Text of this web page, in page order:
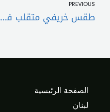
PREVIOUS
طقس خريفي متقلب في لبنان مع أمطار محلية وانخفاض درجات الحرارة
الصفحة الرئيسية
لبنان